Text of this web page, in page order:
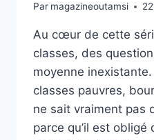
Par magazineoutamsi
Au cœur de cette
classes, des
moyenne
classes pauvres,
ne sait vraiment pas
parce qu’il est obligé